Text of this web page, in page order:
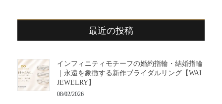
最近の投稿
インフィニティモチーフの婚約指輪・結婚指輪
｜永遠を象徴する新作ブライダルリング【WAI
JEWELRY】
08/02/2026